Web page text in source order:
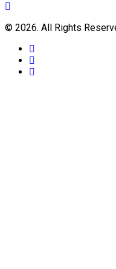
© 2026. All Rights